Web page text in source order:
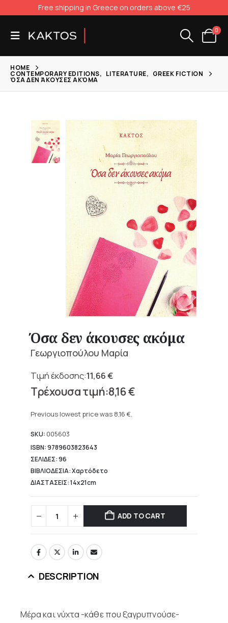
Free shipping in Greece on orders above €25
0
HOME
CONTEMPORARY EDITIONS, LITERATURE, GREEK FICTION
ΌΣΑ ΔΕΝ ΆΚΟΥΣΕΣ ΑΚΌΜΑ
Όσα δεν άκουσες ακόμα
Γεωργιοπούλου Μαρία
11,66€
Original
price
11,66 €.
8,16€
price
8,16 €.
Previous lowest price was 8,16 €.
SKU: 005603
ISBN: 9789603823643
ΣΕΛΙΔΕΣ: 96
ΒΙΒΛΙΟΔΕΣΙΑ: Χαρτόδετο
ΔΙΑΣΤΑΣΕΙΣ: 14x21cm
ADD TO CART
DESCRIPTION
Μέρα και νύχτα -κάθε που ξαγρυπνούσε-